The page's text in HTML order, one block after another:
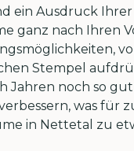
ein Ausdruck
ganz nach Ihren
Stempel
noch so gut
was für
in Nettetal zu